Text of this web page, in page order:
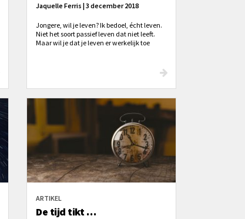
Jaquelle Ferris | 3 december 2018
Jongere, wil je leven? Ik bedoel, écht leven.
Niet het soort passief leven dat niet leeft.
Maar wil je dat je leven er werkelijk toe
ARTIKEL
De tijd tikt …